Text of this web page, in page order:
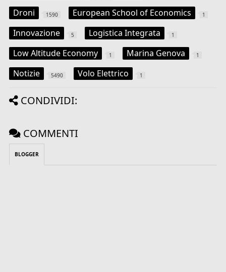
Droni 1590 European School of Economics 1
Innovazione 5 Logistica Integrata 1
Low Altitude Economy 1 Marina Genova 1
Notizie 5490 Volo Elettrico 1
CONDIVIDI:
COMMENTI
BLOGGER